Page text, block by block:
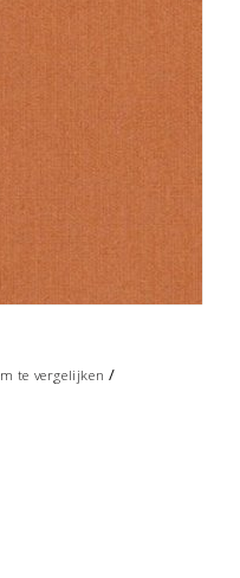
te vergelijken /